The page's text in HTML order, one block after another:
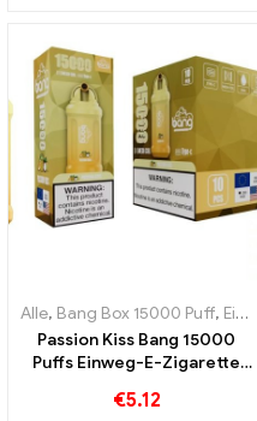
Alle, Bang Box 15000 Puff, Einweg-E-Zigaretten Schweden
Passion Kiss Bang 15000
Puffs Einweg-E-Zigarette
fruchtige und süße
€5.12